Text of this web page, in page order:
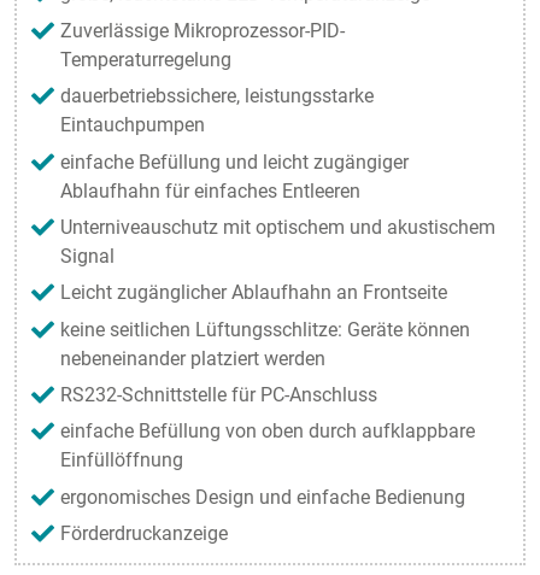
Zuverlässige Mikroprozessor-PID-
Temperaturregelung
dauerbetriebssichere, leistungsstarke
Eintauchpumpen
einfache Befüllung und leicht zugängiger
Ablaufhahn für einfaches Entleeren
Unterniveauschutz mit optischem und akustischem
Signal
Leicht zugänglicher Ablaufhahn an Frontseite
keine seitlichen Lüftungsschlitze: Geräte können
nebeneinander platziert werden
RS232-Schnittstelle für PC-Anschluss
einfache Befüllung von oben durch aufklappbare
Einfüllöffnung
ergonomisches Design und einfache Bedienung
Förderdruckanzeige